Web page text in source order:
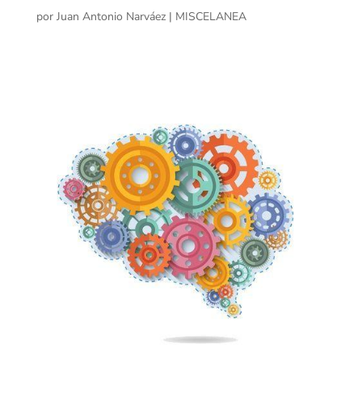
por Juan Antonio Narváez| MISCELANEA